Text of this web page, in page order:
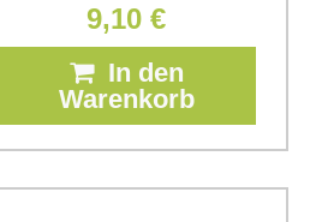
9,10 €
In den
Warenkorb